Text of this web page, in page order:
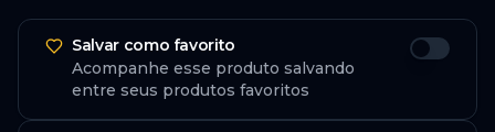
Salvar como favorito
Acompanhe esse produto salvando
entre seus produtos favoritos